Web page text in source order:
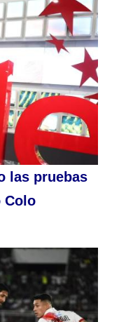
las pruebas
Colo